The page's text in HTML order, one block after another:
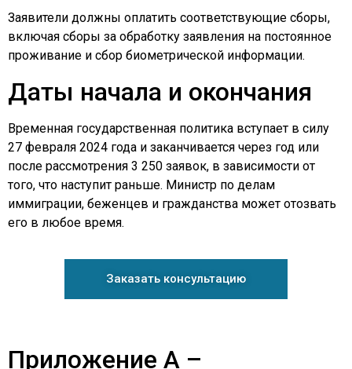
Заявители должны оплатить соответствующие сборы,
включая сборы за обработку заявления на постоянное
проживание и сбор биометрической информации.
Даты начала и окончания
Временная государственная политика вступает в силу
27 февраля 2024 года и заканчивается через год или
после рассмотрения 3 250 заявок, в зависимости от
того, что наступит раньше. Министр по делам
иммиграции, беженцев и гражданства может отозвать
его в любое время.
Заказать консультацию
Приложение A –